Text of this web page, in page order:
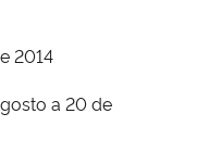
2014
a 20 de